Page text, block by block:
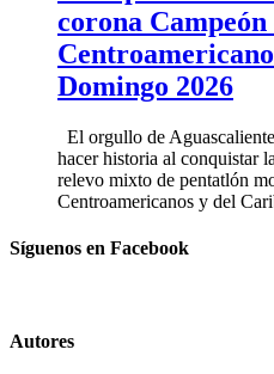
corona Campeón
Domingo 2026
El orgullo de
hacer historia al conquistar
relevo mixto de pentatlón
Centroamericanos y del
Síguenos en Facebook
Autores